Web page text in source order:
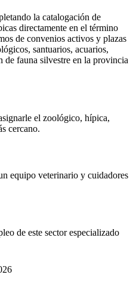
la catalogación de
directamente en el término
de convenios activos y plazas
santuarios, acuarios,
de fauna silvestre en la provincia
el zoológico, hípica,
cercano.
equipo veterinario y cuidadores
de este sector especializado